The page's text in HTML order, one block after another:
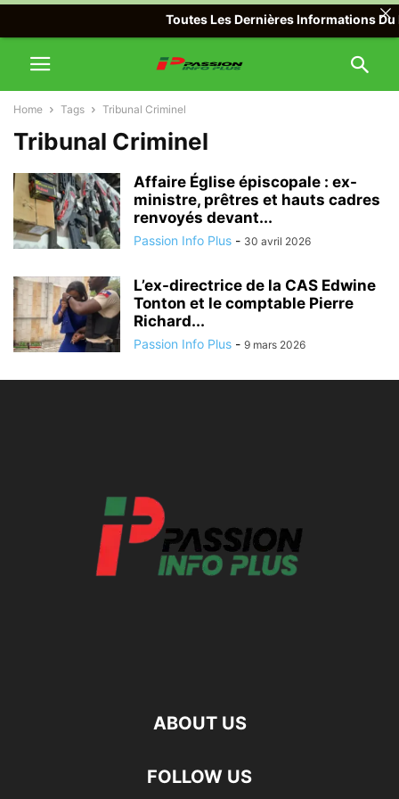
Home Tags Tribunal Criminel
Tribunal Criminel
Affaire Église épiscopale : ex-
ministre, prêtres et hauts cadres
renvoyés devant...
Passion Info Plus - 30 avril 2026
L’ex-directrice de la CAS Edwine
Tonton et le comptable Pierre
Richard...
Passion Info Plus - 9 mars 2026
ABOUT US
FOLLOW US
Toutes Les Dernières Informations